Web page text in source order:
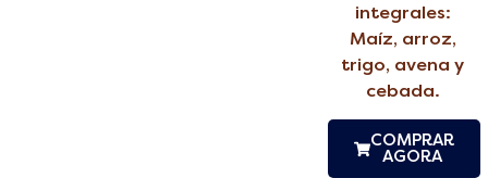
integrales:
Maíz, arroz,
trigo, avena y
cebada.
COMPRAR
AGORA